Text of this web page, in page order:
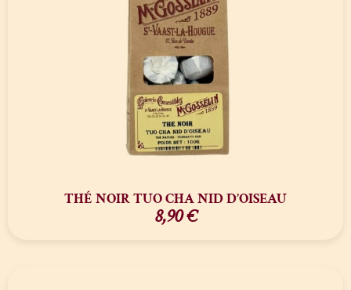
THÉ NOIR TUO CHA NID D’OISEAU
8,90€